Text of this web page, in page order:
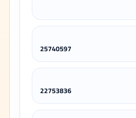
25740597
22753836